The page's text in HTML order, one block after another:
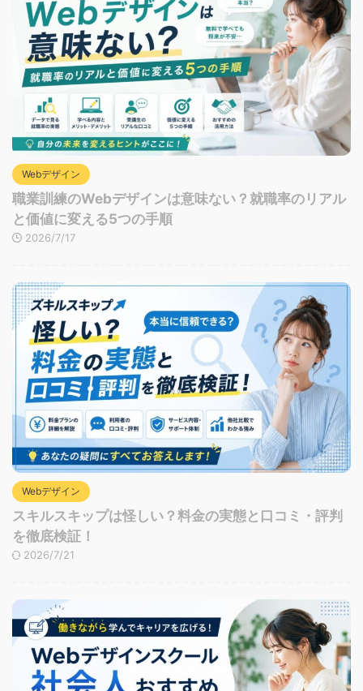
Webデザイン
職業訓練のWebデザインは意味ない？就職率のリアル
と価値に変える5つの手順
2026/7/17
Webデザイン
スキルスキップは怪しい？料金の実態と口コミ・評判
を徹底検証！
2026/7/21